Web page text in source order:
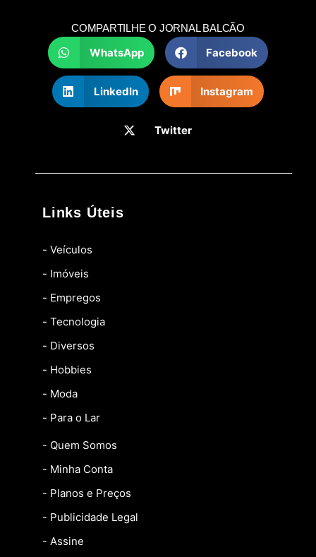
COMPARTILHE O JORNAL BALCÃO
WhatsApp Facebook
LinkedIn Instagram
Twitter
Links Úteis
- Veículos
- Imóveis
- Empregos
- Tecnologia
- Diversos
- Hobbies
- Moda
- Para o Lar
- Quem Somos
- Minha Conta
- Planos e Preços
- Publicidade Legal
- Assine